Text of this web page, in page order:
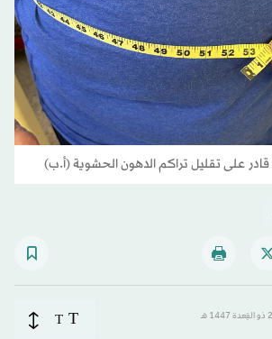
قادر على تقليل تراكم الدهون الحشوية (أ.ب)
T
T